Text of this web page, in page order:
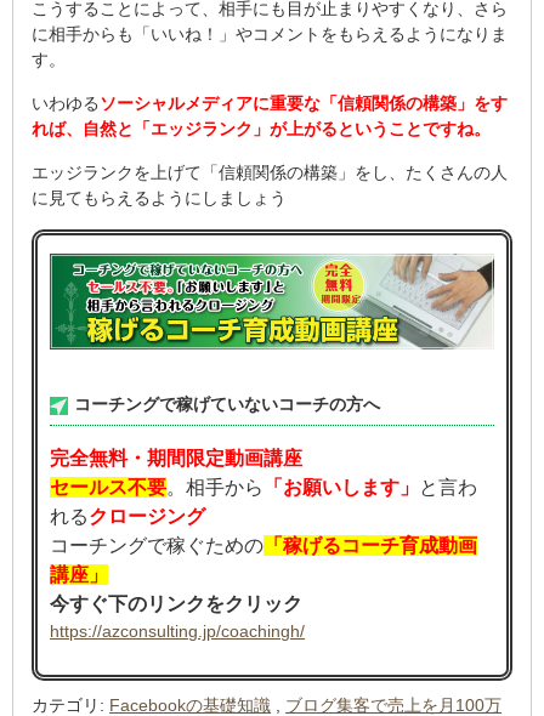
こうすることによって、相手にも目が止まりやすくなり、さら
に相手からも「いいね！」やコメントをもらえるようになりま
す。
いわゆるソーシャルメディアに重要な「信頼関係の構築」をす
れば、自然と「エッジランク」が上がるということですね。
エッジランクを上げて「信頼関係の構築」をし、たくさんの人
に見てもらえるようにしましょう
コーチングで稼げていないコーチの方へ
完全無料・期間限定動画講座
セールス不要。相手から 「お願いします」 と言わ
れるクロージング
コーチングで稼ぐための 「稼げるコーチ育成動画
講座」
今すぐ下のリンクをクリック
https://azconsulting.jp/coachingh/
カテゴリ : Facebookの基礎知識
ブログ集客で売上を月100万